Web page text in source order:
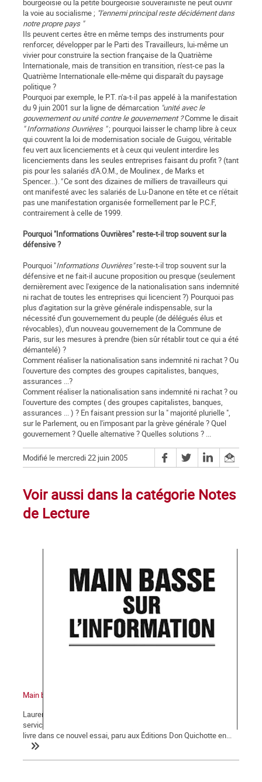
bourgeoisie ou la petite bourgeoisie souverainiste ne peut ouvrir
la voie au socialisme ; "l'ennemi principal reste décidément dans
notre propre pays "
Ils peuvent certes être en même temps des instruments pour
renforcer, développer par le Parti des Travailleurs, lui-même un
vivier pour construire la section française de la Quatrième
Internationale, mais de transition en transition, n'est-ce pas la
Quatrième Internationale elle-même qui disparaît du paysage
politique ?
Pourquoi par exemple, le P.T. n'a-t-il pas appelé à la manifestation
du 9 juin 2001 sur la ligne de démarcation "unité avec le
gouvernement ou unité contre le gouvernement ?Comme le disait
" Informations Ouvrières "; pourquoi laisser le champ libre à ceux
qui couvrent la loi de modernisation sociale de Guigou, véritable
feu vert aux licenciements et à ceux qui veulent interdire les
licenciements dans les seules entreprises faisant du profit ? (tant
pis pour les salariés d'A.O.M., de Moulinex , de Marks et
Spencer...)."Ce sont des dizaines de milliers de travailleurs qui
ont manifesté avec les salariés de Lu-Danone en tête et ce n'était
pas une manifestation organisée formellement par le P.C.F,
contrairement à celle de 1999.
Pourquoi "Informations Ouvrières" reste-t-il trop souvent sur la
défensive ?
Pourquoi "Informations Ouvrières"reste-t-il trop souvent sur la
défensive et ne fait-il aucune proposition ou presque (seulement
dernièrement avec l'exigence de la nationalisation sans indemnité
ni rachat de toutes les entreprises qui licencient ?) Pourquoi pas
plus d'agitation sur la grève générale indispensable, sur la
nécessité d'un gouvernement du peuple (de délégués élus et
révocables), d'un nouveau gouvernement de la Commune de
Paris, sur les mesures à prendre (bien sûr rétablir tout ce qui a été
démantelé) ?
Comment réaliser la nationalisation sans indemnité ni rachat ? Ou
l'ouverture des comptes des groupes capitalistes, banques,
assurances ...?
Comment réaliser la nationalisation sans indemnité ni rachat ? ou
l'ouverture des comptes ( des groupes capitalistes, banques,
assurances ... ) ? En faisant pression sur la " majorité plurielle ",
sur le Parlement, ou en l'imposant par la grève générale ? Quel
gouvernement ? Quelle alternative ? Quelles solutions ? ...
Modifié le mercredi 22 juin 2005
Voir aussi dans la catégorie Notes
de Lecture
Main basse sur l'information
Laurent Mauduit, co-fondateur de Mediapart, auparavant chef du
service économique de Libération et directeur-adjoint du Monde,
livre dans ce nouvel essai, paru aux Éditions Don Quichotte en...